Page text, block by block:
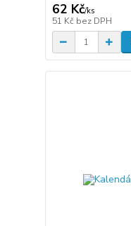
62 Kč/ks
51 Kč bez DPH